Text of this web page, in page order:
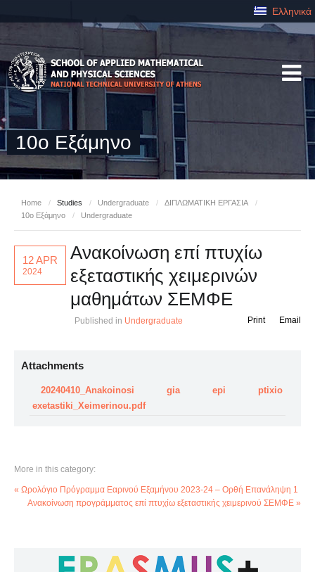
Ελληνικά
10ο Εξάμηνο
Home / Studies / Undergraduate / ΔΙΠΛΩΜΑΤΙΚΗ ΕΡΓΑΣΙΑ
/
10ο Εξάμηνο
/ Undergraduate
12 APR
2024
Ανακοίνωση επί πτυχίω
εξεταστικής χειμερινών
μαθημάτων ΣΕΜΦΕ
Published in Undergraduate Email
Print
Attachments
20240410_Anakoinosi gia epi ptixio
exetastiki_Xeimerinou.pdf
More in this category:
« Ωρολόγιο Πρόγραμμα Εαρινού Εξαμήνου 2023-24 – Ορθή Επανάληψη 1
Ανακοίνωση προγράμματος επί πτυχίω εξεταστικής χειμερινού ΣΕΜΦΕ »